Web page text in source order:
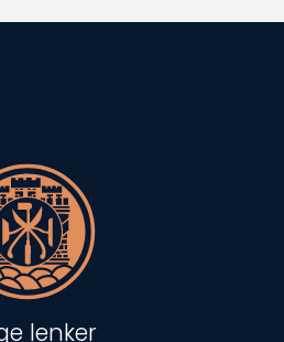
lenker